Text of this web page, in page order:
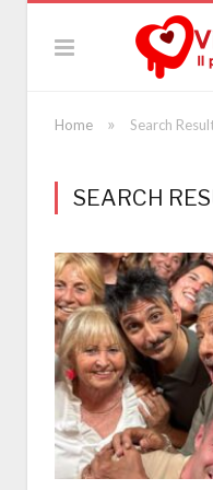
Home » Search
SEARCH